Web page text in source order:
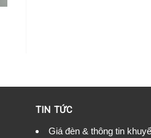
TIN TỨC
Giá đèn & thông tin